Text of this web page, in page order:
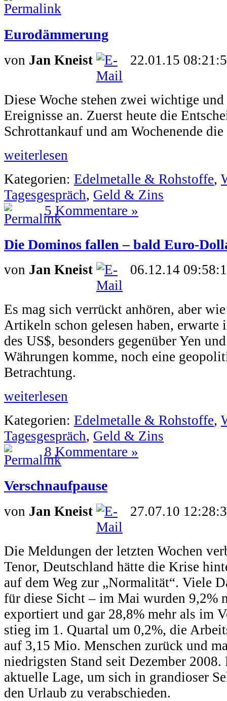
Eurodämmerung
von Jan Kneist 22.01.15
Diese Woche stehen zwei wichtige
Ereignisse an. Zuerst heute die
Schrottankauf und am Wochenende
weiterlesen
Kategorien: Edelmetalle & Rohstoffe,
Tagesgespräch, Geld & Zins
5 Kommentare »
Die Dominos fallen – bald Euro-
von Jan Kneist 06.12.14
Es mag sich verrückt anhören, aber
Artikeln schon gelesen haben, erwarte
des US$, besonders gegenüber Yen
Währungen komme, noch eine
Betrachtung.
weiterlesen
Kategorien: Edelmetalle & Rohstoffe,
Tagesgespräch, Geld & Zins
8 Kommentare »
Verschnaufpause
von Jan Kneist 27.07.10
Die Meldungen der letzten Wochen
Tenor, Deutschland hätte die Krise
auf dem Weg zur „Normalität“. Viele
für diese Sicht – im Mai wurden 9,2%
exportiert und gar 28,8% mehr als im
stieg im 1. Quartal um 0,2%, die
auf 3,15 Mio. Menschen zurück und
niedrigsten Stand seit Dezember
aktuelle Lage, um sich in grandioser
den Urlaub zu verabschieden.